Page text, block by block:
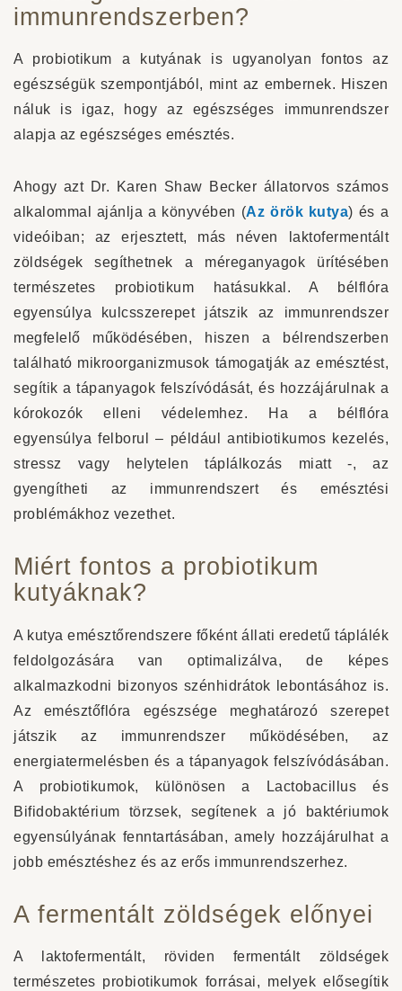
immunrendszerben?
A probiotikum a kutyának is ugyanolyan fontos az
egészségük szempontjából, mint az embernek. Hiszen
náluk is igaz, hogy az egészséges immunrendszer
alapja az egészséges emésztés.
Ahogy azt Dr. Karen Shaw Becker állatorvos számos
alkalommal ajánlja a könyvében (Az örök kutya) és a
videóiban; az erjesztett, más néven laktofermentált
zöldségek segíthetnek a méreganyagok ürítésében
természetes probiotikum hatásukkal. A bélflóra
egyensúlya kulcsszerepet játszik az immunrendszer
megfelelő működésében, hiszen a bélrendszerben
található mikroorganizmusok támogatják az emésztést,
segítik a tápanyagok felszívódását, és hozzájárulnak a
kórokozók elleni védelemhez. Ha a bélflóra
egyensúlya felborul – például antibiotikumos kezelés,
stressz vagy helytelen táplálkozás miatt -, az
gyengítheti az immunrendszert és emésztési
problémákhoz vezethet.
Miért fontos a probiotikum
kutyáknak?
A kutya emésztőrendszere főként állati eredetű táplálék
feldolgozására van optimalizálva, de képes
alkalmazkodni bizonyos szénhidrátok lebontásához is.
Az emésztőflóra egészsége meghatározó szerepet
játszik az immunrendszer működésében, az
energiatermelésben és a tápanyagok felszívódásában.
A probiotikumok, különösen a Lactobacillus és
Bifidobaktérium törzsek, segítenek a jó baktériumok
egyensúlyának fenntartásában, amely hozzájárulhat a
jobb emésztéshez és az erős immunrendszerhez.
A fermentált zöldségek előnyei
A laktofermentált, röviden fermentált zöldségek
természetes probiotikumok forrásai, melyek elősegítik